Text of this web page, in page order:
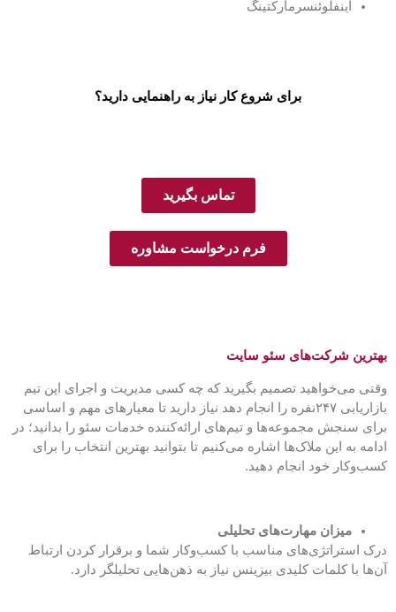
اینفلوئنسرمارکتینگ
برای شروع کار نیاز به راهنمایی دارید؟
تماس بگیرید
فرم درخواست مشاوره
بهترین شرکت‌های سئو سایت
وقتی می‌خواهید تصمیم بگیرید که چه کسی مدیریت و اجرای این تیم
بازاریابی ۲۴۷نفره را انجام دهد نیاز دارید تا معیارهای مهم و اساسی
برای سنجش مجموعه‌ها و تیم‌های ارائه‌کننده خدمات سئو را بدانید؛ در
ادامه به این ملاک‌ها اشاره می‌کنیم تا بتوانید بهترین انتخاب را برای
کسب‌وکار خود انجام دهید.
میزان مهارت‌های تحلیلی
درک استراتژی‌های مناسب با کسب‌وکار شما و برقرار کردن ارتباط
آن‌ها با کلمات کلیدی بیزینس نیاز به ذهن‌هایی تحلیلگر دارد.